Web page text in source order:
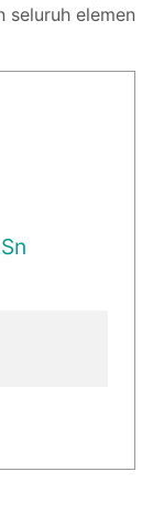
seluruh elemen